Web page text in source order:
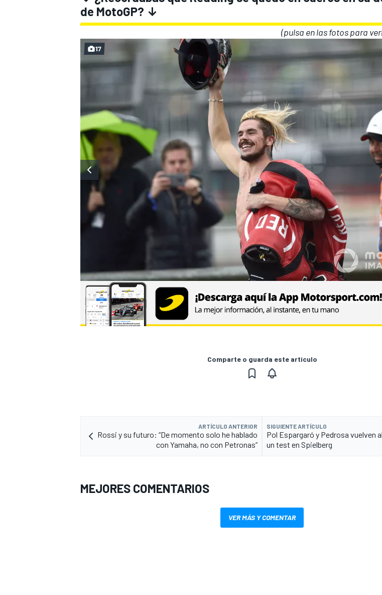
de MotoGP? ↓
(pulsa en las fotos para
17
Comparte o guarda este artículo
ARTÍCULO ANTERIOR
Rossi y su futuro: “De momento solo he hablado
con Yamaha, no con Petronas”
SIGUIENTE ARTÍCULO
Pol Espargaró y Pedrosa vuelven
un test en Spielberg
MEJORES COMENTARIOS
VER MÁS Y COMENTAR